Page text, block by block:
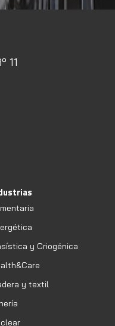
11
y Criogénica
y textil